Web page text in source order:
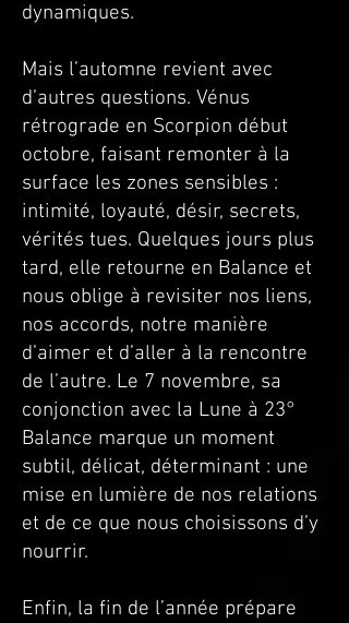
dynamiques.
Mais l’automne revient avec
d’autres questions. Vénus
rétrograde en Scorpion début
octobre, faisant remonter à la
surface les zones sensibles :
intimité, loyauté, désir, secrets,
vérités tues. Quelques jours plus
tard, elle retourne en Balance et
nous oblige à revisiter nos liens,
nos accords, notre manière
d’aimer et d’aller à la rencontre
de l’autre. Le 7 novembre, sa
conjonction avec la Lune à 23°
Balance marque un moment
subtil, délicat, déterminant : une
mise en lumière de nos relations
et de ce que nous choisissons d’y
nourrir.
Enfin, la fin de l’année prépare